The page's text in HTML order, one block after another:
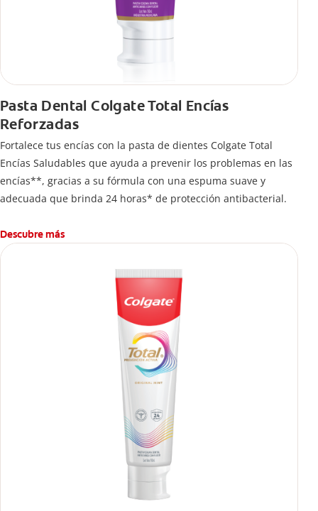
Pasta Dental Colgate Total Encías
Reforzadas
Fortalece tus encías con la pasta de dientes Colgate Total
Encías Saludables que ayuda a prevenir los problemas en las
encías**, gracias a su fórmula con una espuma suave y
adecuada que brinda 24 horas* de protección antibacterial.
Descubre más